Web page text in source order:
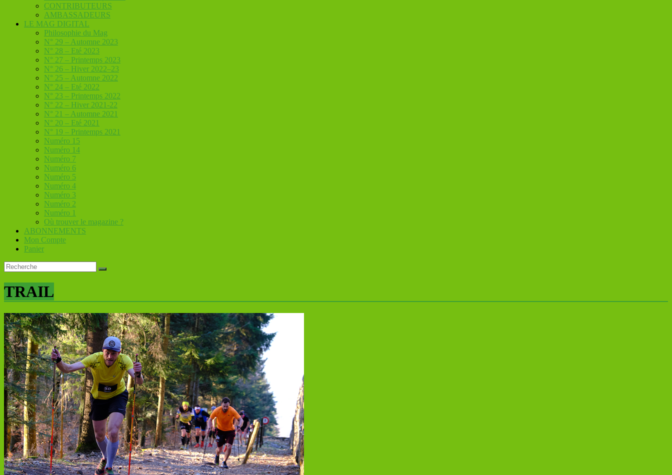
CONTRIBUTEURS
AMBASSADEURS
LE MAG DIGITAL
Philosophie du Mag
N° 29 – Automne 2023
N° 28 – Eté 2023
N° 27 – Printemps 2023
N° 26 – Hiver 2022–23
N° 25 – Automne 2022
N° 24 – Eté 2022
N° 23 – Printemps 2022
N° 22 – Hiver 2021-22
N° 21 – Automne 2021
N° 20 – Eté 2021
N° 19 – Printemps 2021
Numéro 15
Numéro 14
Numéro 7
Numéro 6
Numéro 5
Numéro 4
Numéro 3
Numéro 2
Numéro 1
Où trouver le magazine ?
ABONNEMENTS
Mon Compte
Panier
TRAIL